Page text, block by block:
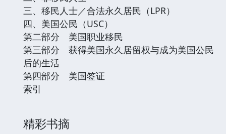
三、移民人士／合法永久居民（LPR）
四、美国公民（USC）
第二部分 美国职业移民
第三部分 获得美国永久居留权与成为美国公民
后的生活
第四部分 美国签证
索引
精彩书摘